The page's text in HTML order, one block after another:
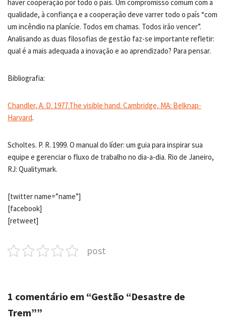
haver cooperação por todo o país. Um compromisso comum com a
qualidade, à confiança e a cooperação deve varrer todo o país “com
um incêndio na planície. Todos em chamas. Todos irão vencer”.
Analisando as duas filosofias de gestão faz-se importante refletir:
qual é a mais adequada a inovação e ao aprendizado? Para pensar.
Bibliografia:
Chandler, A. D. 1977.The visible hand. Cambridge, MA: Belknap-
Harvard.
Scholtes. P. R. 1999. O manual do líder: um guia para inspirar sua
equipe e gerenciar o fluxo de trabalho no dia-a-dia. Rio de Janeiro,
RJ: Qualitymark.
[twitter name=”name”]
[facebook]
[retweet]
post
1 comentário em “Gestão “Desastre de
Trem””